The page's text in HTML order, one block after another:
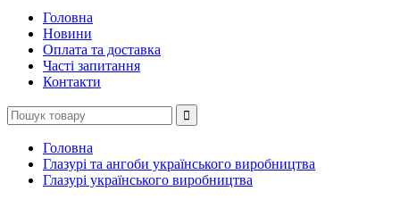
Головна
Новини
Оплата та доставка
Часті запитання
Контакти
Головна
Глазурі та ангоби українського виробництва
Глазурі українського виробництва